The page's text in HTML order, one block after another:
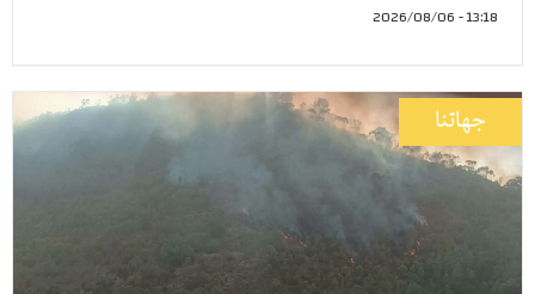
13:18 - 2026/08/06
جهاتنا